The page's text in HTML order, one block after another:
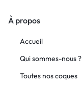
À propos
Accueil
Qui sommes-nous ?
Toutes nos coques